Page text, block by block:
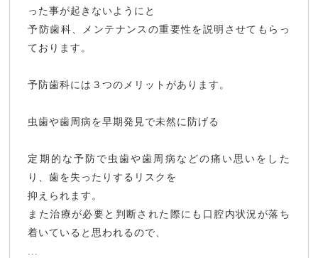
った事が起きないようにと
予防歯科、メンテナンスの重要性を説明させてもらっ
ております。
予防歯科には３つのメリットがあります。
虫歯や歯周病を早期発見で未然に防げる
定期的な予防で虫歯や歯周病などの痛い思いをした
り、歯を失ったりするリスクを
抑えられます。
また治療が必要と判断された際にも口腔内状況が落ち
着いていると思われるので、
...